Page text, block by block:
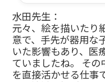
水田先生：
元々、絵を描いたり
意で、手先が器用な
いた影響もあり、医
ていましたね。 そ
を直接活かせる仕事